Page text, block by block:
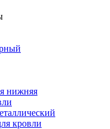
нижняя
кровли